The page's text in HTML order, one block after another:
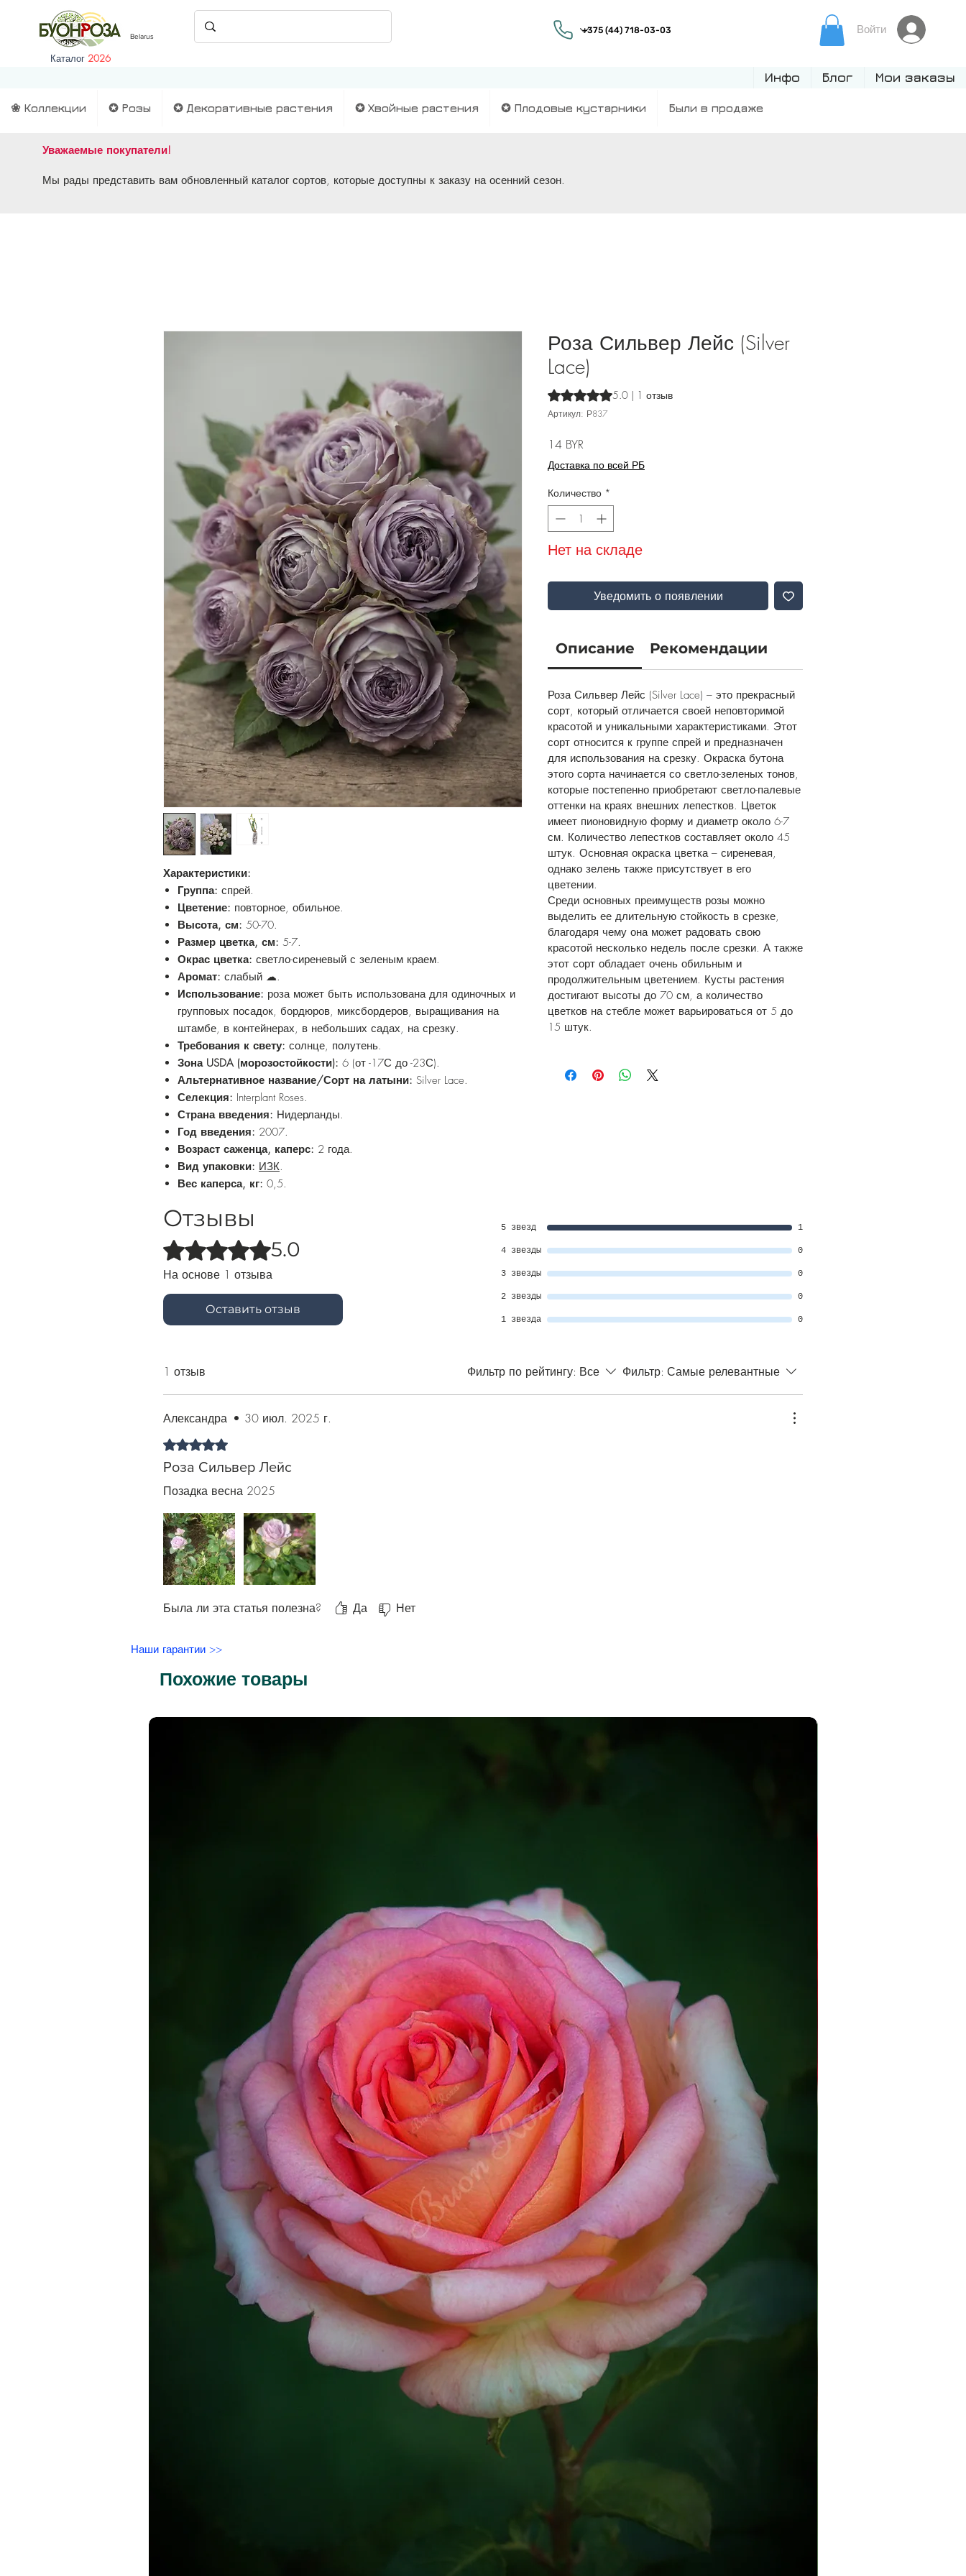
Belarus
Каталог 2026
Войти
Инфо Блог Мои заказы
❀ Коллекции ✪ Розы ✪ Декоративные растения ✪ Хвойные растения ✪ Плодовые кустарники Были в продаже
Уважаемые покупатели!
Мы рады представить вам обновленный каталог сортов, которые доступны к заказу на осенний сезон.
Характеристики:
Группа: спрей.
Цветение: повторное, обильное.
Высота, см: 50-70.
Размер цветка, см: 5-7.
Окрас цветка: светло-сиреневый с зеленым краем.
Аромат: слабый ☁.
Использование: роза может быть использована для одиночных и
групповых посадок, бордюров, миксбордеров, выращивания на
штамбе, в контейнерах, в небольших садах, на срезку.
Требования к свету: солнце, полутень.
Зона USDA (морозостойкости): 6 (от -17С до -23С).
Альтернативное название/Сорт на латыни: Silver Lace.
Селекция: Interplant Roses.
Страна введения: Нидерланды.
Год введения: 2007.
Возраст саженца, каперс: 2 года.
Вид упаковки: ИЗК.
Вес каперса, кг: 0,5.
Роза Сильвер Лейс (Silver
Lace)
Оценка 5.0 из пяти звезд на основе 1 отзыва
5.0 | 1 отзыв
Артикул: Р837
14 BYR
Доставка по всей РБ
Количество *
Нет на складе
Уведомить о появлении
Описание Рекомендации
Роза Сильвер Лейс (Silver Lace) – это прекрасный
сорт, который отличается своей неповторимой
красотой и уникальными характеристиками. Этот
сорт относится к группе спрей и предназначен
для использования на срезку. Окраска бутона
этого сорта начинается со светло-зеленых тонов,
которые постепенно приобретают светло-палевые
оттенки на краях внешних лепестков. Цветок
имеет пионовидную форму и диаметр около 6-7
см. Количество лепестков составляет около 45
штук. Основная окраска цветка – сиреневая,
однако зелень также присутствует в его
цветении.
Среди основных преимуществ розы можно
выделить ее длительную стойкость в срезке,
благодаря чему она может радовать свою
красотой несколько недель после срезки. А также
этот сорт обладает очень обильным и
продолжительным цветением. Кусты растения
достигают высоты до 70 см, а количество
цветков на стебле может варьироваться от 5 до
15 штук.
Отзывы
Оценка: 5 из 5 звезд.5.0
На основе 1 отзыва
Оставить отзыв
5 звезд 1
4 звезды 0
3 звезды 0
2 звезды 0
1 звезда 0
1 отзыв Фильтр по рейтингу: Все Фильтр: Самые релевантные
Александра • 30 июл. 2025 г.
Оценка: 5 из 5 звезд.
Роза Сильвер Лейс
Позадка весна 2025
Была ли эта статья полезна? Да Нет
Наши гарантии >>
Похожие товары